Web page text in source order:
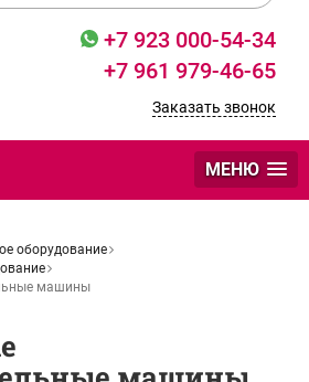
+7 923 000-54-34
+7 961 979-46-65
Заказать звонок
МЕНЮ
оборудование
машины